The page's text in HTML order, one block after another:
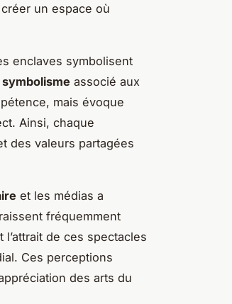
un espace où
enclaves symbolisent
symbolisme associé aux
mais évoque
Ainsi, chaque
des valeurs partagées
et les médias a
fréquemment
de ces spectacles
Ces perceptions
des arts du